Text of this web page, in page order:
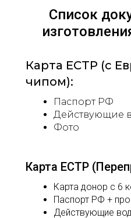
Список
Карта ЕСТР (с
чипом):
Паспорт РФ
Действующие
Фото
Карта ЕСТР
Карта донор с 6
Паспорт РФ +
Действующие